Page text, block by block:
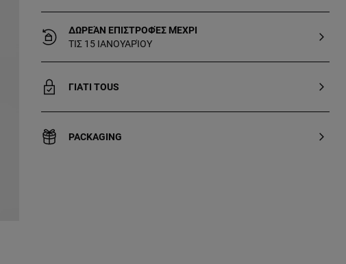
(ύψος x πλάτος x βάθος): 8 x 11 x 3 cm.
ΔΩΡΕΆΝ ΕΠΙΣΤΡΟΦΈΣ ΜΈΧΡΙ
ΤΙΣ 15 ΙΑΝΟΥΑΡΊΟΥ
ΓΙΑΤΙ TOUS
PACKAGING